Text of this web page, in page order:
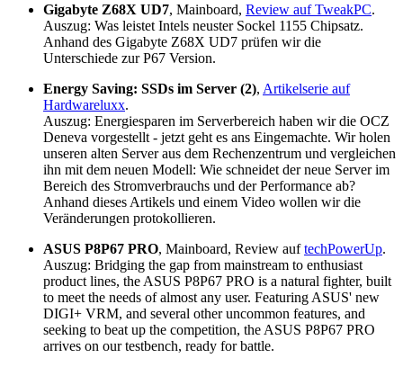
Gigabyte Z68X UD7, Mainboard, Review auf TweakPC.
Auszug: Was leistet Intels neuster Sockel 1155 Chipsatz.
Anhand des Gigabyte Z68X UD7 prüfen wir die
Unterschiede zur P67 Version.
Energy Saving: SSDs im Server (2), Artikelserie auf
Hardwareluxx.
Auszug: Energiesparen im Serverbereich haben wir die OCZ
Deneva vorgestellt - jetzt geht es ans Eingemachte. Wir holen
unseren alten Server aus dem Rechenzentrum und vergleichen
ihn mit dem neuen Modell: Wie schneidet der neue Server im
Bereich des Stromverbrauchs und der Performance ab?
Anhand dieses Artikels und einem Video wollen wir die
Veränderungen protokollieren.
ASUS P8P67 PRO, Mainboard, Review auftechPowerUp.
Auszug: Bridging the gap from mainstream to enthusiast
product lines, the ASUS P8P67 PRO is a natural fighter, built
to meet the needs of almost any user. Featuring ASUS' new
DIGI+ VRM, and several other uncommon features, and
seeking to beat up the competition, the ASUS P8P67 PRO
arrives on our testbench, ready for battle.